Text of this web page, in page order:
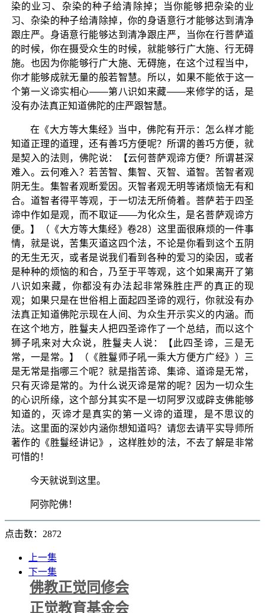
染的业习、杂染的种子给清除掉；当你能够把杂染的业
习、杂染的种子给清除掉，你的身语意行才能够达到清净
跟庄严。身语意行能够达到清净跟庄严，当你在行菩萨道
的时候，你在摄受众生的时候，就能够行广大施、行无碍
施。也因为你能够行广大施、无碍施，在这个过程当中，
你才能够成就无量的般若智慧。所以，如果不能依于这一
个第一义谛实相心——第八识如来藏——来修学的话，是
没有办法真正知道佛陀的庄严跟智慧。
在《大方等大集经》当中，佛陀有开示：怎么样才能
知道正理的道理，还有善巧方便呢？所谓的善巧方便，就
是契入的法则，佛陀说：【云何菩萨观谛方便？所谓甚深
难入。云何难入？若苦智、集智、灭智、道智。苦智者观
阴无生。集智者观断爱因。灭智者观无明等诸烦恼无有和
合。道智者得平等观，于一切法无所倚着。菩萨若于四圣
谛中作如是观，而不取证——为化众生，是名菩萨观谛方
便。】（《大方等大集经》卷28）这里面很麻烦的一件事
情，就是说，苦集灭道这四个法，不论是你看到这个五阴
的无生无灭，或者是说我们看到各种的爱习的染因，或者
是种种的烦恼的和合，乃至于平等观，这个如果离开了第
八识如来藏，你都没有办法起非常殊胜庄严的真正的现
观；如果只是在世俗相上面起四圣谛的观行，你就没有办
法真正知道佛陀示现在人间、为众生开示实义的内涵。而
在这个地方，胜鬘夫人把四圣谛作了一个总结，而以这个
狮子吼来对大众说，胜鬘夫人说：【此四圣谛，三是无
常，一是常。】（《胜鬘师子吼一乘大方便方广经》）三
是无常是指哪三个呢？就是指苦谛、集谛、道谛是无常，
只有灭谛是常的。为什么说灭谛是常的呢？因为一切众生
的心识所缘，这个部分其实不是一切阿罗汉或辟支佛能够
知道的，灭谛才是真实的第一义谛的道理，是不思议的
法。这里面的深妙内涵你想知道吗？请您去请平实导师所
著作的《胜鬘经讲记》，这样胜妙的法，不去了解是非常
可惜的！
今天就说到这里。
阿弥陀佛！
点击数：2872
上一集
下一集
佛教正觉同修会
正觉教育基金会